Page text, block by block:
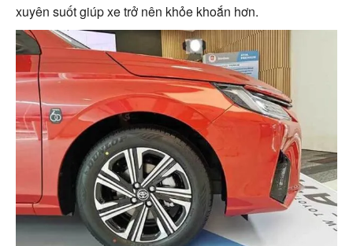
xuyên suốt giúp xe trở nên khỏe khoắn hơn.